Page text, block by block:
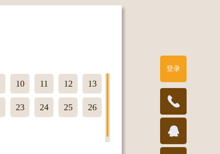
10 11 12 13
23 24 25 26
登录